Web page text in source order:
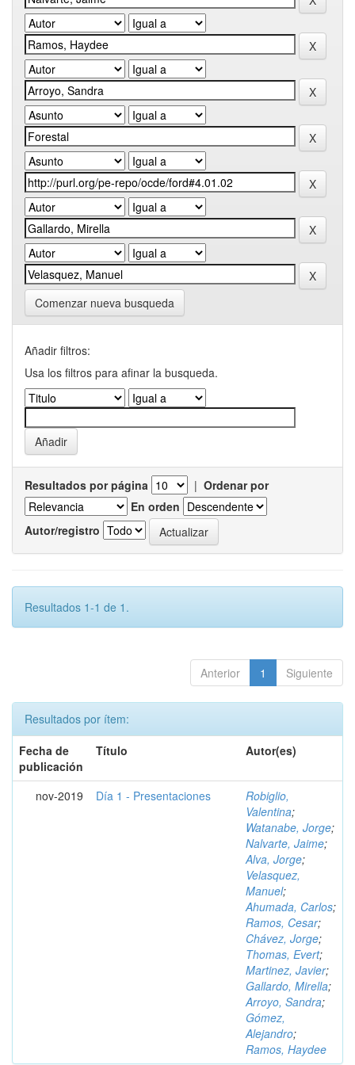
Comenzar nueva busqueda
Añadir filtros:
Usa los filtros para afinar la busqueda.
Resultados por página | Ordenar por
En orden
Autor/registro
Resultados 1-1 de 1.
Anterior 1 Siguiente
Resultados por ítem:
Fecha de
publicación
Título Autor(es)
nov-2019 Día 1 - Presentaciones
Robiglio,
Valentina;
Watanabe, Jorge;
Nalvarte, Jaime;
Alva, Jorge;
Velasquez,
Manuel;
Ahumada, Carlos;
Ramos, Cesar;
Chávez, Jorge;
Thomas, Evert;
Martinez, Javier;
Gallardo, Mirella;
Arroyo, Sandra;
Gómez,
Alejandro;
Ramos, Haydee